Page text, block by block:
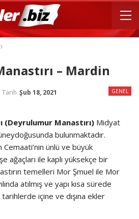
– Mardin
GENEL
Tarih Şub 18, 2021
(Deyrulumur Manastırı) Midyat
bulunmaktadır.
Cemaati’nin ünlü ve büyük
ağaçları ile kaplı yüksekçe bir
temelleri Mor Şmuel ile Mor
atılmış ve yapı kısa sürede
içine ve dışına ekler